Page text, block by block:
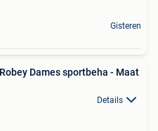
Gisteren
Dames sportbeha - Maat
Details